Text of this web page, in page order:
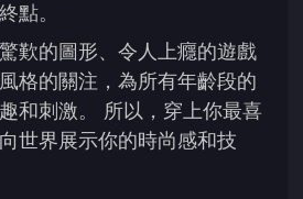
點。
歎的圖形、令人上癮的遊戲
格的關注，為所有年齡段的
和刺激。 所以，穿上你最喜
世界展示你的時尚感和技